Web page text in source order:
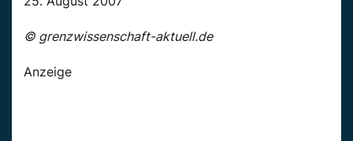
© grenzwissenschaft-aktuell.de
Anzeige